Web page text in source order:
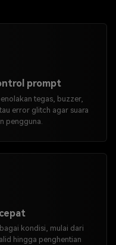
prompt
tegas, buzzer,
error glitch agar suara
pengguna.
kondisi, mulai dari
hingga penghentian